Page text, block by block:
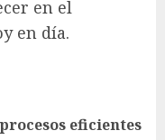
en el
en día.
eficientes